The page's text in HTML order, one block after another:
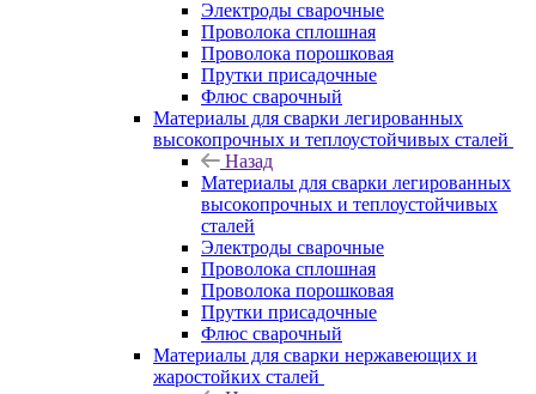
Электроды сварочные
Проволока сплошная
Проволока порошковая
Прутки присадочные
Флюс сварочный
Материалы для сварки легированных
высокопрочных и теплоустойчивых сталей
Назад
Материалы для сварки легированных
высокопрочных и теплоустойчивых
сталей
Электроды сварочные
Проволока сплошная
Проволока порошковая
Прутки присадочные
Флюс сварочный
Материалы для сварки нержавеющих и
жаростойких сталей